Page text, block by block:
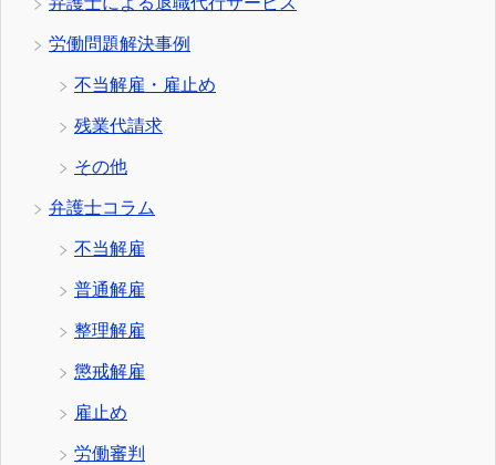
労働問題解決事例
不当解雇・雇止め
残業代請求
その他
弁護士コラム
不当解雇
普通解雇
整理解雇
懲戒解雇
雇止め
労働審判